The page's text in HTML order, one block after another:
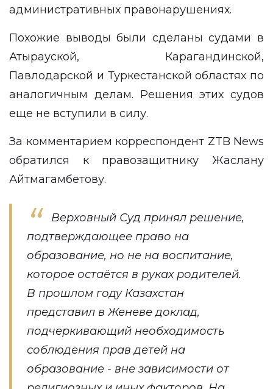
административных правонарушениях.
Похожие выводы были сделаны судами в
Атырауской, Карагандинской,
Павлодарской и Туркестанской областях по
аналогичным делам. Решения этих судов
еще не вступили в силу.
За комментарием корреспондент ZTB News
обратился к правозащитнику Жаслану
Айтмагамбетову.
Верховный Суд принял решение,
подтверждающее право на
образование, но не на воспитание,
которое остаётся в руках родителей.
В прошлом году Казахстан
представил в Женеве доклад,
подчеркивающий необходимость
соблюдения прав детей на
образование - вне зависимости от